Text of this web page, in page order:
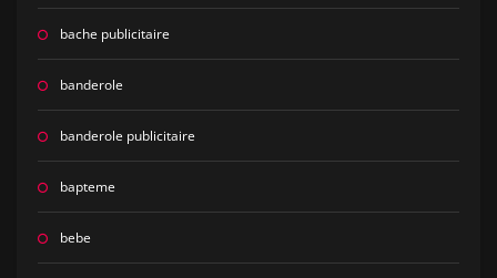
bache publicitaire
banderole
banderole publicitaire
bapteme
bebe